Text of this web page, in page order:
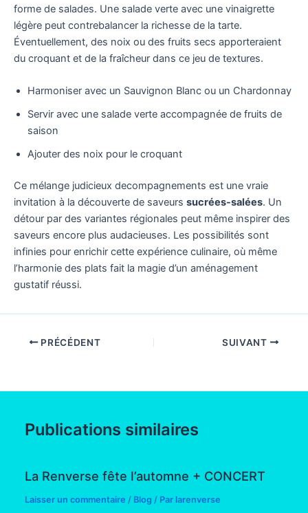
forme de salades. Une salade verte avec une vinaigrette
légère peut contrebalancer la richesse de la tarte.
Éventuellement, des noix ou des fruits secs apporteraient
du croquant et de la fraîcheur dans ce jeu de textures.
Harmoniser avec un Sauvignon Blanc ou un Chardonnay
Servir avec une salade verte accompagnée de fruits de
saison
Ajouter des noix pour le croquant
Ce mélange judicieux decompagnements est une vraie
invitation à la découverte de saveurs sucrées-salées. Un
détour par des variantes régionales peut même inspirer des
saveurs encore plus audacieuses. Les possibilités sont
infinies pour enrichir cette expérience culinaire, où même
l’harmonie des plats fait la magie d’un aménagement
gustatif réussi.
PRÉCÉDENT SUIVANT
Publications similaires
La Renverse fête l’automne + CONCERT
Laisser un commentaire / Blog / Par larenverse